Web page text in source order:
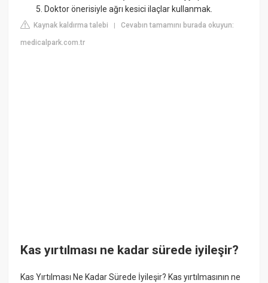
Doktor önerisiyle ağrı kesici ilaçlar kullanmak.
Kaynak kaldırma talebi |Cevabın tamamını burada okuyun:
medicalpark.com.tr
Kas yırtılması ne kadar sürede iyileşir?
Kas Yırtılması Ne Kadar Sürede İyileşir? Kas yırtılmasının ne